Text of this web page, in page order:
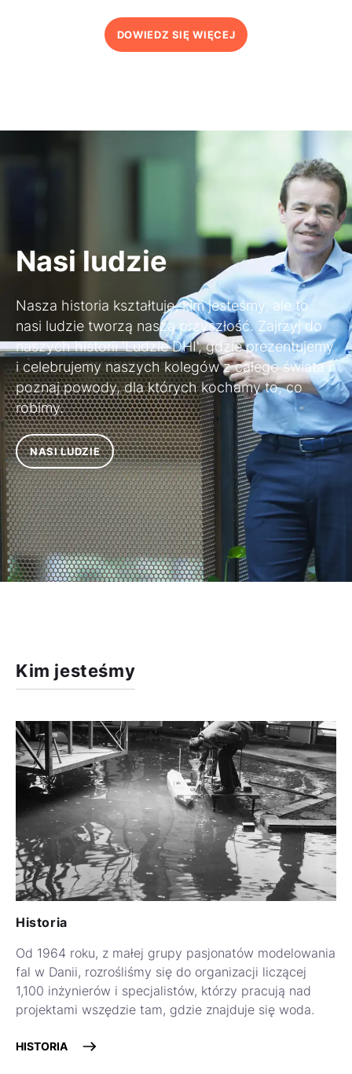
DOWIEDZ SIĘ WIĘCEJ
Nasi ludzie
Nasza historia kształtuje, kim jesteśmy, ale to
nasi ludzie tworzą naszą przyszłość. Zajrzyj do
naszych historii 'Ludzie DHI', gdzie prezentujemy
i celebrujemy naszych kolegów z całego świata i
poznaj powody, dla których kochamy to, co
robimy.
NASI LUDZIE
Kim jesteśmy
Historia
Od 1964 roku, z małej grupy pasjonatów modelowania
fal w Danii, rozrośliśmy się do organizacji liczącej
1,100 inżynierów i specjalistów, którzy pracują nad
projektami wszędzie tam, gdzie znajduje się woda.
HISTORIA